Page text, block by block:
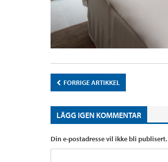
FORRIGE ARTIKKEL
LÄGG IGEN KOMMENTAR
Din e-postadresse vil ikke bli publisert.